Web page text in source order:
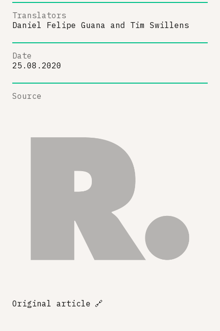
Translators
Daniel Felipe Guana and Tim Swillens
Date
25.08.2020
Source
Original article 🔗